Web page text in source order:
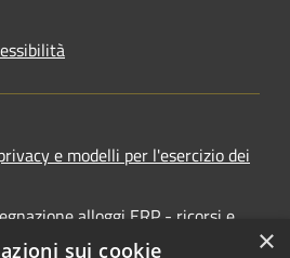
e modelli per l'esercizio dei
alloggi ERP - ricorsi e
×
sui cookie